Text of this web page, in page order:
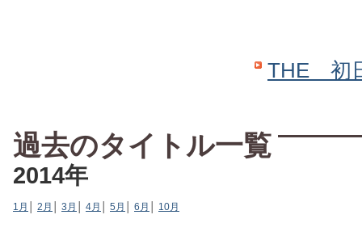
THE 初
過去のタイトル一覧
2014年
1月 2月 3月 4月 5月 6月 10月